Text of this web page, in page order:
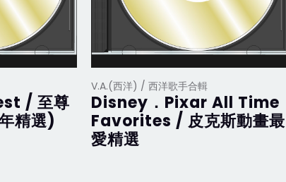
/ 至尊
精選)
V.A.(西洋) / 西洋歌手合輯
Disney．Pixar All Time
Favorites / 皮克斯動畫最
愛精選